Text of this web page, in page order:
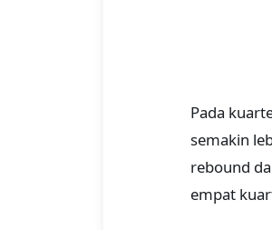
Pada
semakin
rebound
empat